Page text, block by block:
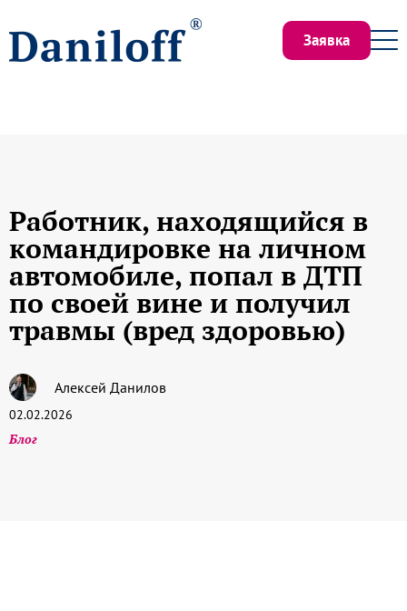
Заявка
Работник, находящийся в
командировке на личном
автомобиле, попал в ДТП
по своей вине и получил
травмы (вред здоровью)
Алексей Данилов
02.02.2026
Блог